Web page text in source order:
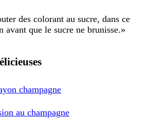
des colorant au sucre, dans ce
avant que le sucre ne brunisse.»
champagne
au champagne